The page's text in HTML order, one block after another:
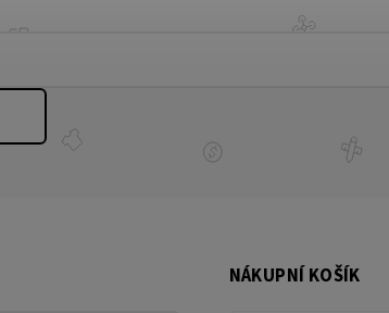
NÁKUPNÍ KOŠÍK